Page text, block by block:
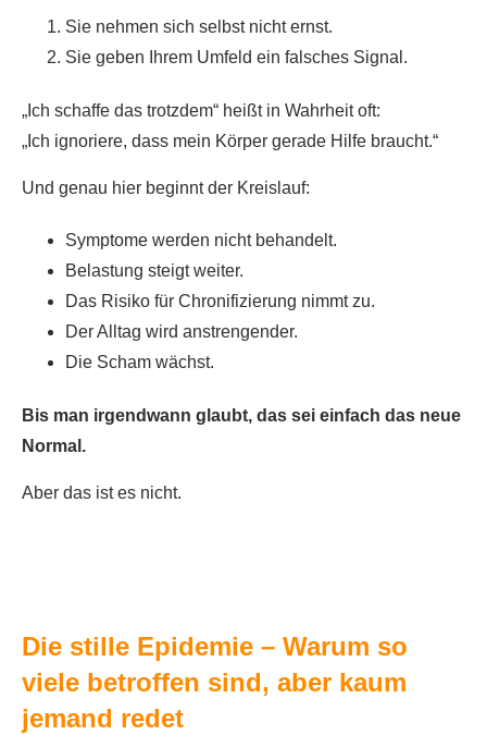
Sie nehmen sich selbst nicht ernst.
Sie geben Ihrem Umfeld ein falsches Signal.
„Ich schaffe das trotzdem“ heißt in Wahrheit oft:
„Ich ignoriere, dass mein Körper gerade Hilfe braucht.“
Und genau hier beginnt der Kreislauf:
Symptome werden nicht behandelt.
Belastung steigt weiter.
Das Risiko für Chronifizierung nimmt zu.
Der Alltag wird anstrengender.
Die Scham wächst.
Bis man irgendwann glaubt, das sei einfach das neue
Normal.
Aber das ist es nicht.
Die stille Epidemie – Warum so
viele betroffen sind, aber kaum
jemand redet